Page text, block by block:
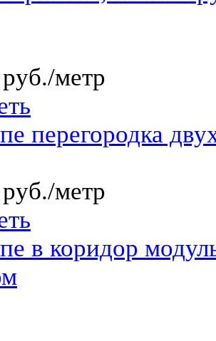
метр
перегородка
метр
в коридор